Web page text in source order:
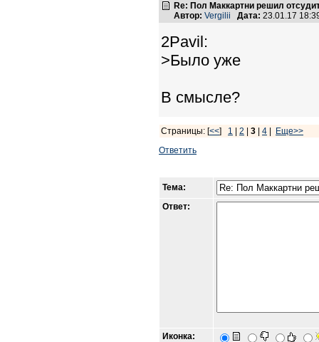
Re: Пол Маккартни решил
Автор: Vergilii Дата: 23.01.17
2Pavil:
>Было уже
В смысле?
Страницы: [<<] 1 2 3 4
Еще>>
Ответить
Тема:
Ответ:
Иконка: